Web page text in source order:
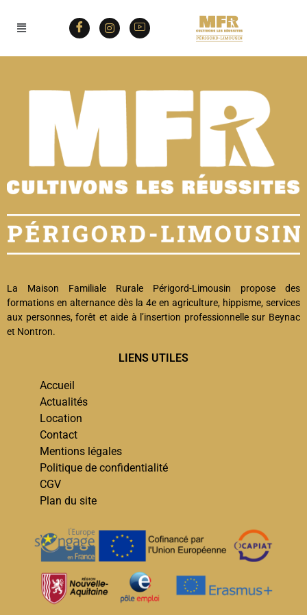
La Maison Familiale Rurale Périgord-Limousin propose des
formations en alternance dès la 4e en agriculture, hippisme, services
aux personnes, forêt et aide à l’insertion professionnelle sur Beynac
et Nontron.
LIENS UTILES
Accueil
Actualités
Location
Contact
Mentions légales
Politique de confidentialité
CGV
Plan du site